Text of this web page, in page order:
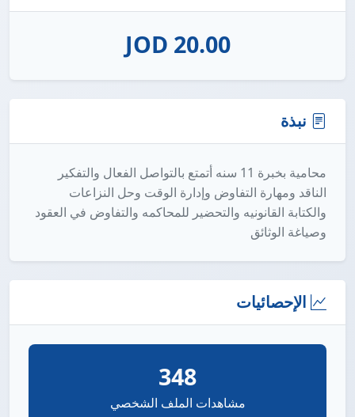
20.00 JOD
نبذة
محامية بخبرة 11 سنه أتمتع بالتواصل الفعال والتفكير
الناقد ومهارة التفاوض وإدارة الوقت وحل النزاعات
والكتابة القانونيه والتحضير للمحاكمه والتفاوض في العقود
وصياغة الوثائق
الإحصائيات
348
مشاهدات الملف الشخصي